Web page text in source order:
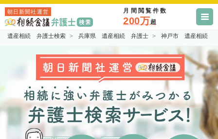
朝日新聞社運営 月間閲覧件数
200万超
遺産相続 弁護士検索 兵庫県 遺産相続 弁護士 神戸市 遺産相続